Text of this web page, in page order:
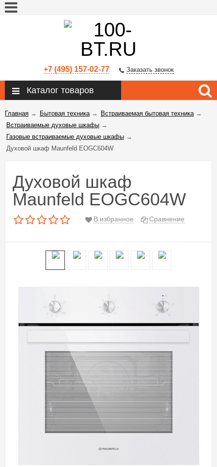
+7 (495) 157-02-77 Заказать звонок
Каталог товаров
Главная → Бытовая техника→ Встраиваемая бытовая техника→
Встраиваемые духовые шкафы →
Газовые встраиваемые духовые шкафы →
Духовой шкаф Maunfeld EOGC604W
Духовой шкаф
Maunfeld EOGC604W
В избранное Сравнение